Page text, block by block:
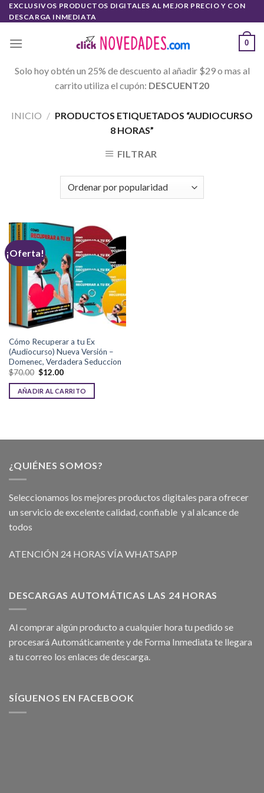
Skip
to
EXCLUSIVOS PRODUCTOS DIGITALES AL MEJOR PRECIO Y CON
DESCARGA INMEDIATA
0
Solo hoy obtén un 25% de descuento al añadir $29 o mas al
carrito utiliza el cupón: DESCUENT20
INICIO / PRODUCTOS ETIQUETADOS “AUDIOCURSO
8 HORAS”
FILTRAR
¡Oferta!
Cómo Recuperar a tu Ex
(Audiocurso) Nueva Versión –
Domenec, Verdadera Seduccion
$70.00 $12.00
AÑADIR AL CARRITO
¿QUIÉNES SOMOS?
Seleccionamos los mejores productos digitales para ofrecer
un servicio de excelente calidad, confiable y al alcance de
todos
ATENCIÓN 24 HORAS VÍA WHATSAPP
DESCARGAS AUTOMÁTICAS LAS 24 HORAS
Al comprar algún producto a cualquier hora tu pedido se
procesará Automáticamente y de Forma Inmediata te llegara
a tu correo los enlaces de descarga.
SÍGUENOS EN FACEBOOK